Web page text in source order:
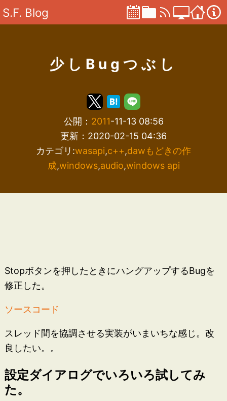
S.F. Blog
少しBugつぶし
公開： 2011-11-13 08:56
更新：2020-02-15 04:36
カテゴリ:wasapi,c++,dawもどきの作
成,windows,audio,windows api
Stopボタンを押したときにハングアップするBugを
修正した。
ソースコード
スレッド間を協調させる実装がいまいちな感じ。改
良したい。。
設定ダイアログでいろいろ試してみ
た。